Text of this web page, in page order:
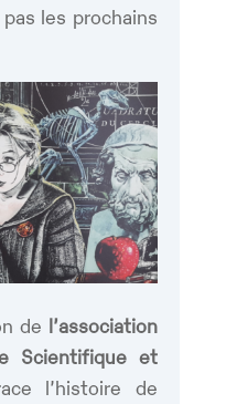
les prochains
de l’association
Scientifique et
l’histoire de